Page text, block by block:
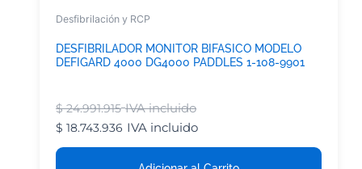
Desfibrilación y RCP
DESFIBRILADOR MONITOR BIFASICO MODELO
DEFIGARD 4000 DG4000 PADDLES 1-108-9901
$24.991.915 IVA incluido
$ 18.743.936 IVA incluido